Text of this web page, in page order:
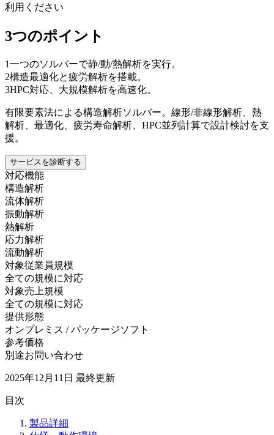
利用ください
3つのポイント
1一つのソルバーで静/動/熱解析を実行。
2構造最適化と疲労解析を搭載。
3HPC対応、大規模解析を高速化。
有限要素法による構造解析ソルバー。線形/非線形解析、熱
解析、最適化、疲労寿命解析、HPC並列計算で設計検討を支
援。
サービスを診断する
対応機能
構造解析
流体解析
振動解析
熱解析
応力解析
流動解析
対象従業員規模
全ての規模に対応
対象売上規模
全ての規模に対応
提供形態
オンプレミス / パッケージソフト
参考価格
別途お問い合わせ
2025年12月11日 最終更新
目次
製品詳細